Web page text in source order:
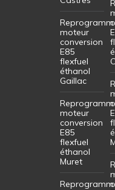
moteur
conversion
E85
flexfuel
éthanol
Gaillac
moteur
conversion
E85
flexfuel
éthanol
Muret